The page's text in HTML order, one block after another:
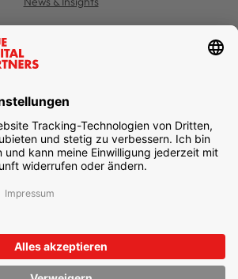
Datenschutz
Einstellungen
Impressum
Newsletter abonnieren
TRUE DIGITAL PARTNERS
44269 Dortmund
T+49 231 477 379-100